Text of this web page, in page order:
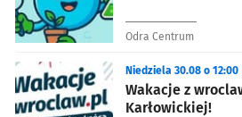
Odra Centrum
Wakacje z
Karłowickiej!
Niedziela 30.08 o 12:00